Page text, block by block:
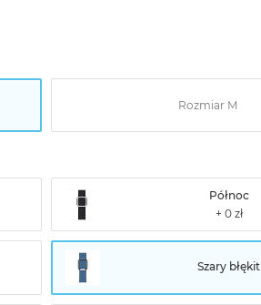
Rozmiar M
Północ
Szary błękit